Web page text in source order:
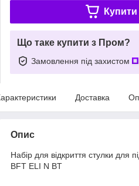
Купити
Що таке купити з Пром?
Замовлення під захистом
Доставка
Опис
Набір для відкриття стулки для
BFT ELI N BT